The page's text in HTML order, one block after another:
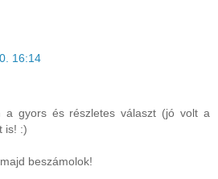
16:14
a gyors és részletes választ (jó volt a
is! :)
beszámolok!